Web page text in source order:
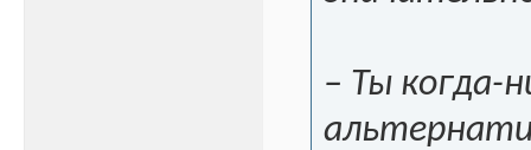
– Ты когда-